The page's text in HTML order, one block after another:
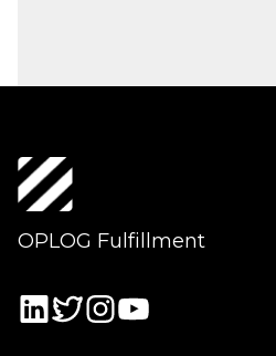
OPLOG Fulfillment